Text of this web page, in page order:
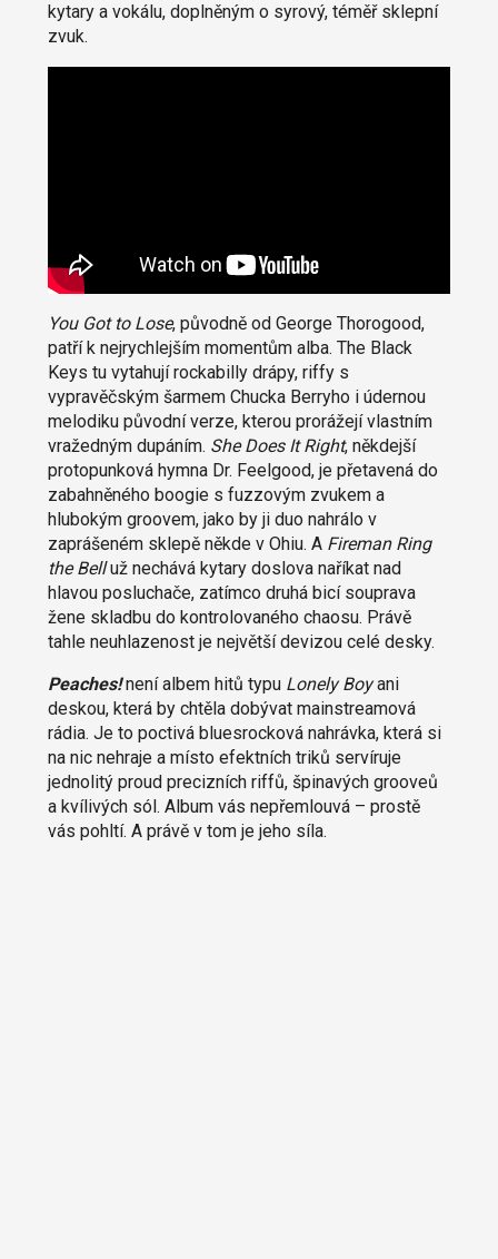
kytary a vokálu, doplněným o syrový, téměř sklepní
zvuk.
You Got to Lose, původně od George Thorogood,
patří k nejrychlejším momentům alba. The Black
Keys tu vytahují rockabilly drápy, riffy s
vypravěčským šarmem Chucka Berryho i údernou
melodiku původní verze, kterou prorážejí vlastním
vražedným dupáním. She Does It Right, někdejší
protopunková hymna Dr. Feelgood, je přetavená do
zabahněného boogie s fuzzovým zvukem a
hlubokým groovem, jako by ji duo nahrálo v
zaprášeném sklepě někde v Ohiu. A Fireman Ring
the Belluž nechává kytary doslova naříkat nad
hlavou posluchače, zatímco druhá bicí souprava
žene skladbu do kontrolovaného chaosu. Právě
tahle neuhlazenost je největší devizou celé desky.
Peaches!není albem hitů typuLonely Boyani
deskou, která by chtěla dobývat mainstreamová
rádia. Je to poctivá bluesrocková nahrávka, která si
na nic nehraje a místo efektních triků servíruje
jednolitý proud precizních riffů, špinavých grooveů
a kvílivých sól. Album vás nepřemlouvá – prostě
vás pohltí. A právě v tom je jeho síla.